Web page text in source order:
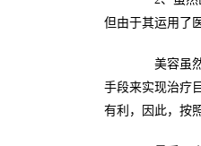
但由于其运用了
美容虽然
手段来实现治疗
有利，因此，按